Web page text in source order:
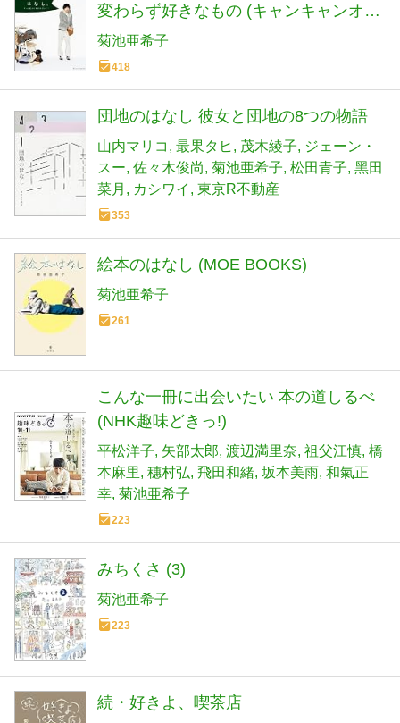
変わらず好きなもの (キャンキャンオッ
ジムック)
菊池亜希子
418
団地のはなし 彼女と団地の8つの物語
山内マリコ 最果タヒ 茂木綾子
ジェーン・
スー 佐々木俊尚 菊池亜希子 松田青子 黑田
菜月
カシワイ 東京R不動産
353
絵本のはなし (MOE BOOKS)
菊池亜希子
261
こんな一冊に出会いたい 本の道しるべ
(NHK趣味どきっ!)
平松洋子 矢部太郎 渡辺満里奈 祖父江慎 橋
本麻里 穗村弘 飛田和緒 坂本美雨 和氣正
幸 菊池亜希子
223
みちくさ (3)
菊池亜希子
223
続・好きよ、喫茶店